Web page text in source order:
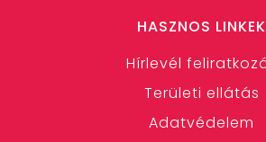
HASZNOS LINKEK
Hírlevél
Területi ellátás
Adatvédelem